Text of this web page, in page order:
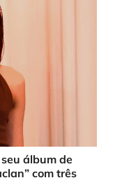
álbum de
com três